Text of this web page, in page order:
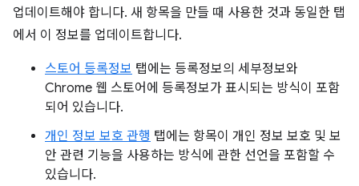
업데이트해야 합니다. 새 항목을 만들 때 사용한 것과 동일한 탭
에서 이 정보를 업데이트합니다.
스토어 등록정보 탭에는 등록정보의 세부정보와
Chrome 웹 스토어에 등록정보가 표시되는 방식이 포함
되어 있습니다.
개인 정보 보호 관행 탭에는 항목이 개인 정보 보호 및 보
안 관련 기능을 사용하는 방식에 관한 선언을 포함할 수
있습니다.